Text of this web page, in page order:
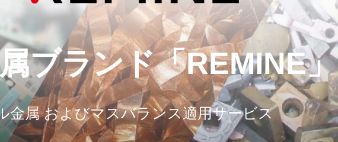
ブランド「REMINE」
金属 およびマスバランス適用サービス